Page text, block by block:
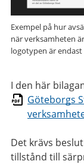
Exempel på hur
när verksamheten
logotypen är
I den här
Göteborgs
Det krävs
tillstånd till